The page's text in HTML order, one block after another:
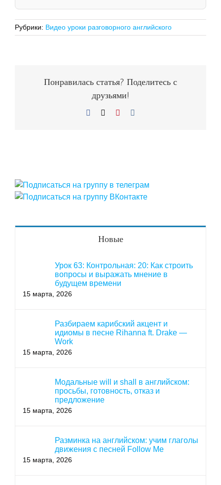
Рубрики: Видео уроки разговорного английского
Понравилась статья? Поделитесь с
друзьями!
Facebook Pinterest
Новые
Урок 63: Контрольная: 20: Как строить
вопросы и выражать мнение в
будущем времени
15 марта, 2026
Разбираем карибский акцент и
идиомы в песне Rihanna ft. Drake —
Work
15 марта, 2026
Модальные will и shall в английском:
просьбы, готовность, отказ и
предложение
15 марта, 2026
Разминка на английском: учим глаголы
движения с песней Follow Me
15 марта, 2026